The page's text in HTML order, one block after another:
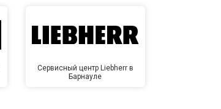
Сервисный центр Liebherr в
Барнауле